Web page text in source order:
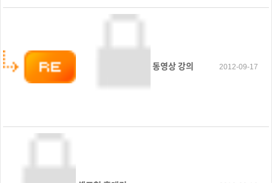
동영상 강의 2012-09-17